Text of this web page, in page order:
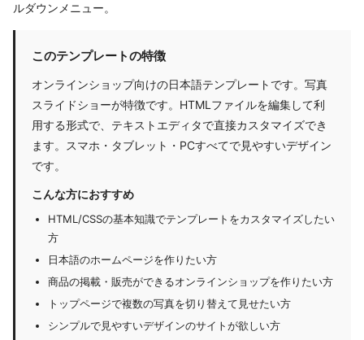
ルダウンメニュー。
このテンプレートの特徴
オンラインショップ向けの日本語テンプレートです。写真
スライドショーが特徴です。HTMLファイルを編集して利
用する形式で、テキストエディタで直接カスタマイズでき
ます。スマホ・タブレット・PCすべてで見やすいデザイン
です。
こんな方におすすめ
HTML/CSSの基本知識でテンプレートをカスタマイズしたい
方
日本語のホームページを作りたい方
商品の掲載・販売ができるオンラインショップを作りたい方
トップページで複数の写真を切り替えて見せたい方
シンプルで見やすいデザインのサイトが欲しい方